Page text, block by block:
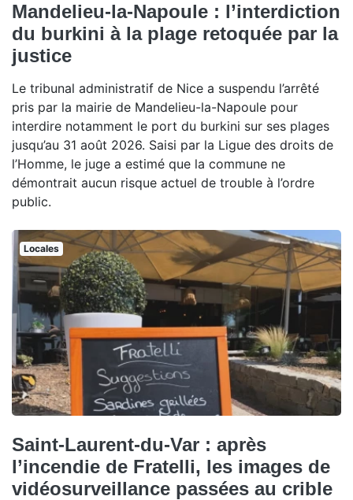
Mandelieu-la-Napoule : l’interdiction
du burkini à la plage retoquée par la
justice
Le tribunal administratif de Nice a suspendu l’arrêté
pris par la mairie de Mandelieu-la-Napoule pour
interdire notamment le port du burkini sur ses plages
jusqu’au 31 août 2026. Saisi par la Ligue des droits de
l’Homme, le juge a estimé que la commune ne
démontrait aucun risque actuel de trouble à l’ordre
public.
Locales
Saint-Laurent-du-Var : après
l’incendie de Fratelli, les images de
vidéosurveillance passées au crible